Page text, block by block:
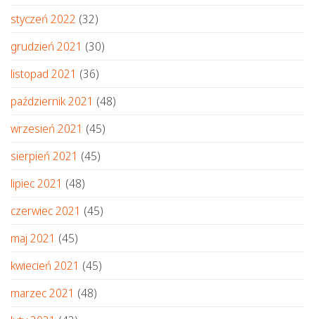
styczeń 2022 (32)
grudzień 2021 (30)
listopad 2021 (36)
październik 2021 (48)
wrzesień 2021 (45)
sierpień 2021 (45)
lipiec 2021 (48)
czerwiec 2021 (45)
maj 2021 (45)
kwiecień 2021 (45)
marzec 2021 (48)